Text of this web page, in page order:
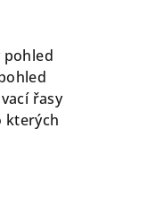
pohled
řasy
kterých